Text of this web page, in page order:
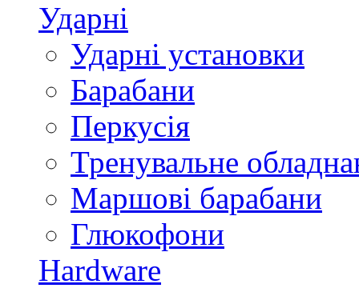
Ударні
Ударні установки
Барабани
Перкусія
Тренувальне
Маршові барабани
Глюкофони
Hardware